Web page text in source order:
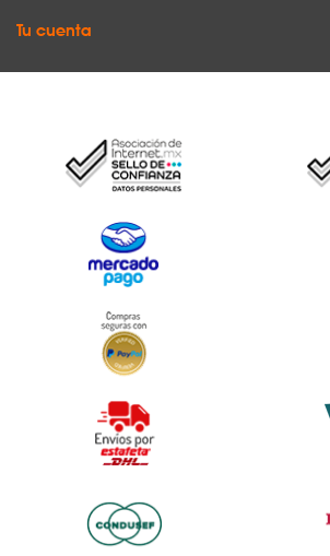
Tu cuenta